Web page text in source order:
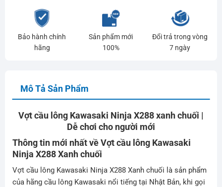
Bảo hành chính
hãng
Sản phẩm mới
100%
Đổi trả trong vòng
7 ngày
Mô Tả Sản Phẩm
Vợt cầu lông Kawasaki Ninja X288 xanh chuối |
Dễ chơi cho người mới
Thông tin mới nhất về Vợt cầu lông Kawasaki
Ninja X288 Xanh chuối
Vợt cầu lông Kawasaki Ninja X288 Xanh chuối là sản phẩm
của hãng cầu lông Kawasaki nổi tiếng tại Nhật Bản, khi gọi